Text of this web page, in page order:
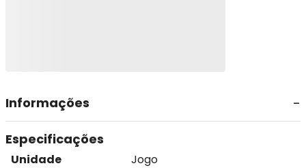
Informações
Especificações
Unidade
Jogo